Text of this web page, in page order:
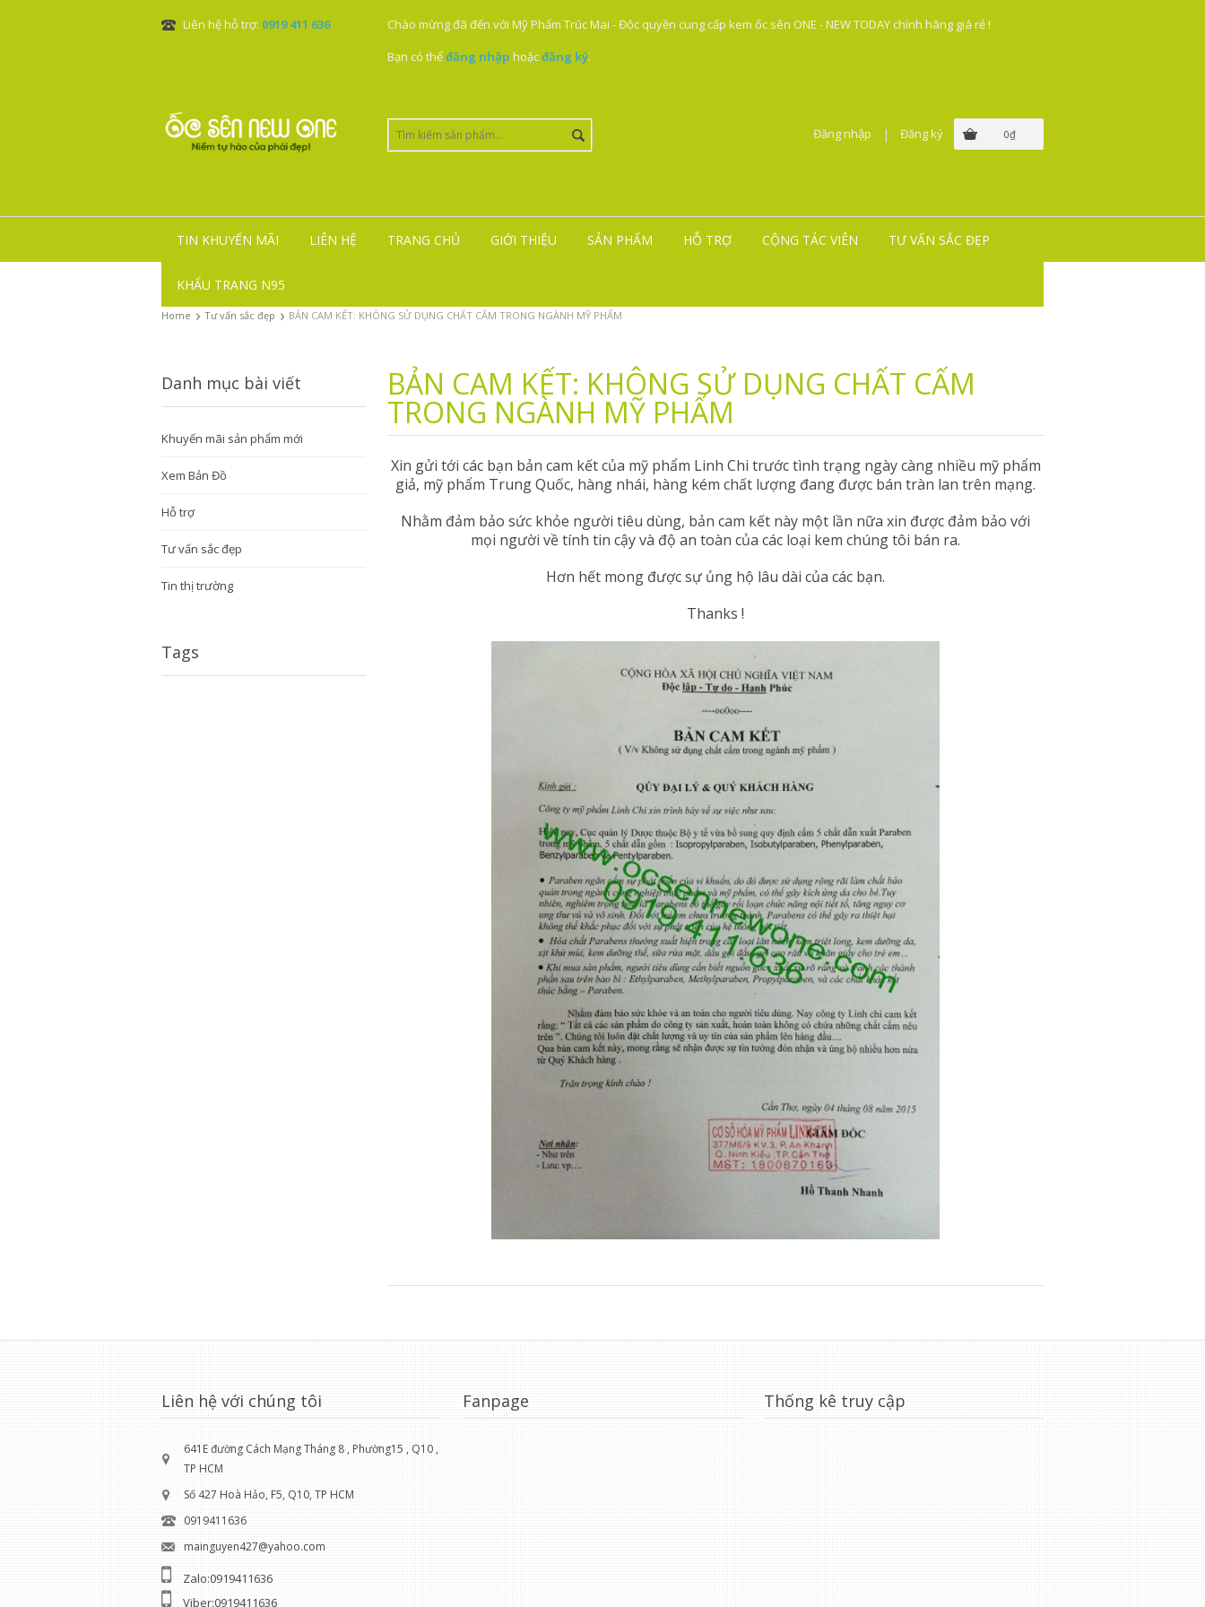
Liên hệ hỗ trợ: 0919 411 636
Chào mừng đã đến với Mỹ Phẩm Trúc Mai - Độc quyền cung cấp kem ốc sên ONE - NEW TODAY chính hãng giá rẻ !
Bạn có thểđăng nhập hoặcđăng ký.
0₫
Đăng nhập | Đăng ký
TIN KHUYẾN MÃI LIÊN HỆ TRANG CHỦ GIỚI THIỆU SẢN PHẨM HỖ TRỢ CỘNG TÁC VIÊN TƯ VẤN SẮC ĐẸP
KHẨU TRANG N95
Home › Tư vấn sắc đẹp › BẢN CAM KẾT: KHÔNG SỬ DỤNG CHẤT CẤM TRONG NGÀNH MỸ PHẨM
BẢN CAM KẾT: KHÔNG SỬ DỤNG CHẤT CẤM
TRONG NGÀNH MỸ PHẨM
Xin gửi tới các bạn bản cam kết của mỹ phẩm Linh Chi trước tình trạng ngày càng nhiều mỹ phẩm
giả, mỹ phẩm Trung Quốc, hàng nhái, hàng kém chất lượng đang được bán tràn lan trên mạng.
Nhằm đảm bảo sức khỏe người tiêu dùng, bản cam kết này một lần nữa xin được đảm bảo với
mọi người về tính tin cậy và độ an toàn của các loại kem chúng tôi bán ra.
Hơn hết mong được sự ủng hộ lâu dài của các bạn.
Thanks !
Danh mục bài viết
Khuyến mãi sản phẩm mới
Xem Bản Đồ
Hỗ trợ
Tư vấn sắc đẹp
Tin thị trường
Tags
Liên hệ với chúng tôi
641E đường Cách Mạng Tháng 8 , Phường15 , Q10 ,
TP HCM
Số 427 Hoà Hảo, F5, Q10, TP HCM
0919411636
mainguyen427@yahoo.com
Zalo:0919411636
Viber:0919411636
Fanpage Thống kê truy cập